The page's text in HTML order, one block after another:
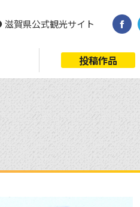
滋賀県公式観光サイト
投稿作品